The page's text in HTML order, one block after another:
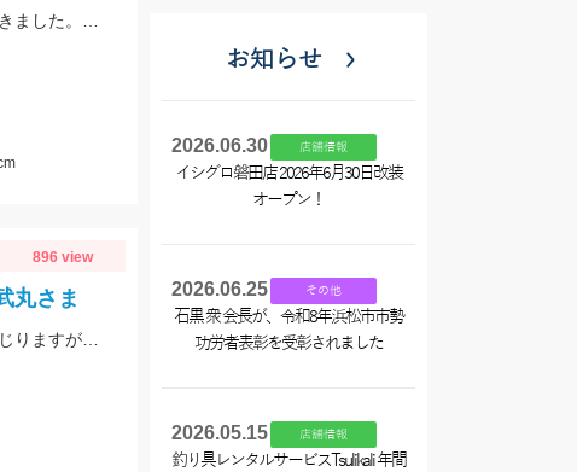
896 view
丸さま
お知らせ
2026.06.30 店舗情報
イシグロ磐田店 2026年6月30日改装
オープン！
2026.06.25 その他
石黒 衆 会長が、令和8年浜松市市勢
功労者表彰を受彰されました
2026.05.15 店舗情報
釣り具レンタルサービスTsulikali 年間